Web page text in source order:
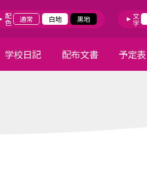
配色 通常 白地 黒地 文字
学校日記 配布文書 予定表